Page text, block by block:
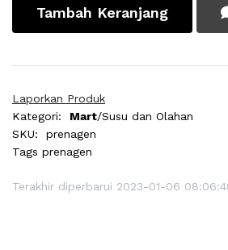
Tambah Keranjang
Laporkan Produk
Kategori:
Mart/Susu dan Olahan
SKU:
prenagen
Tags prenagen
Terakhir diperbarui 2023-01-06